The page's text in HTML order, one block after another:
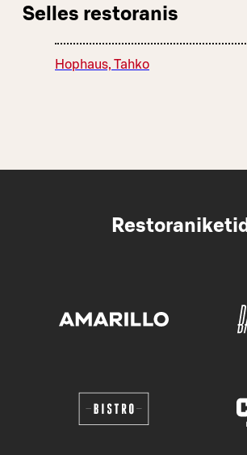
Selles restoranis
Hophaus, Tahko
Restoraniketid